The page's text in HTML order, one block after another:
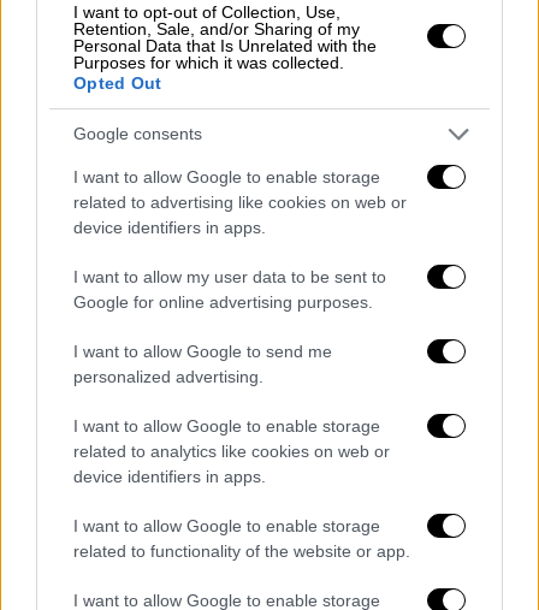
I want to opt-out of Collection, Use,
Retention, Sale, and/or Sharing of my
Personal Data that Is Unrelated with the
Purposes for which it was collected.
Opted Out
Google consents
I want to allow Google to enable storage
related to advertising like cookies on web or
device identifiers in apps.
I want to allow my user data to be sent to
Google for online advertising purposes.
I want to allow Google to send me
personalized advertising.
I want to allow Google to enable storage
related to analytics like cookies on web or
device identifiers in apps.
I want to allow Google to enable storage
related to functionality of the website or app.
I want to allow Google to enable storage
Ελλάδα|26.04.2025 19:57
Κομοτηνή: Ανήλικοι έκλεβαν
χρηματικά ποσά και …καλάμια
ψαρέματος από αυτοκίνητα
Στόχος: Υγεία, περιβάλλον και
βιώσιμη ανάπτυξη
Ο εκτελεστικός αντιπρόεδρος για τη Συνοχή
και τις Μεταρρυθμίσεις,Ραφαέλε Φίτο
υπογράμμισε:
«Η σύγχρονη διαχείριση αποβλήτων
εξοικονομεί πόρους, μειώνει τις εκπομπές
αερίων του θερμοκηπίου και προστατεύει
Ο ίδιος εξέφρασε την ικανοποίησή του που η
βελτιώνει ουσιαστικά την ποιότητα